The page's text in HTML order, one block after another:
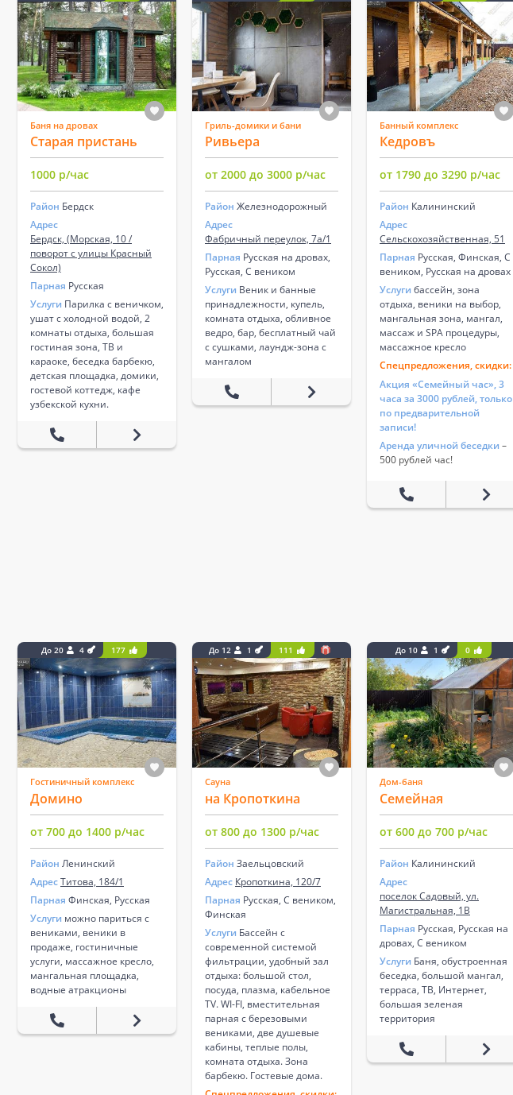
Баня на дровах
Старая пристань
1000 р/час
Район Бердск
Адрес
Бердск, (Морская, 10 /
поворот с улицы Красный
Сокол)
Парная Русская
Услуги Парилка с веничком,
ушат с холодной водой, 2
комнаты отдыха, большая
гостиная зона, ТВ и
караоке, беседка барбекю,
детская площадка, домики,
гостевой коттедж, кафе
узбекской кухни.
Гриль-домики и бани
Ривьера
от 2000 до 3000 р/час
Район Железнодорожный
Адрес
Фабричный переулок, 7а/1
Парная Русская на дровах,
Русская, С веником
Услуги Веник и банные
принадлежности, купель,
комната отдыха, обливное
ведро, бар, бесплатный чай
с сушками, лаундж-зона с
мангалом
Банный комплекс
Кедровъ
от 1790 до 3290 р/час
Район Калининский
Адрес
Сельскохозяйственная, 51
Парная Русская, Финская, С
веником, Русская на дровах
Услуги бассейн, зона
отдыха, веники на выбор,
мангальная зона, мангал,
массаж и SPA процедуры,
массажное кресло
Спецпредложения, скидки:
Акция «Семейный час», 3
часа за 3000 рублей, только
по предварительной
записи!
Аренда уличной беседки –
500 рублей час!
До 20 4 177
Гостиничный комплекс
Домино
от 700 до 1400 р/час
Район Ленинский
АдресТитова, 184/1
Парная Финская, Русская
Услуги можно париться с
вениками, веники в
продаже, гостиничные
услуги, массажное кресло,
мангальная площадка,
водные атракционы
До 12 1 111
Сауна
на Кропоткина
от 800 до 1300 р/час
Район Заельцовский
Адрес Кропоткина, 120/7
Парная Русская, С веником,
Финская
Услуги Бассейн с
современной системой
фильтрации, удобный зал
отдыха: большой стол,
посуда, плазма, кабельное
TV. WI-FI, вместительная
парная с березовыми
вениками, две душевые
кабины, теплые полы,
комната отдыха. Зона
барбекю. Гостевые дома.
До 10 1 0
Дом-баня
Семейная
от 600 до 700 р/час
Район Калининский
Адрес
поселок Садовый, ул.
Магистральная, 1В
Парная Русская, Русская на
дровах, С веником
Услуги Баня, обустроенная
беседка, большой мангал,
терраса, ТВ, Интернет,
большая зеленая
территория